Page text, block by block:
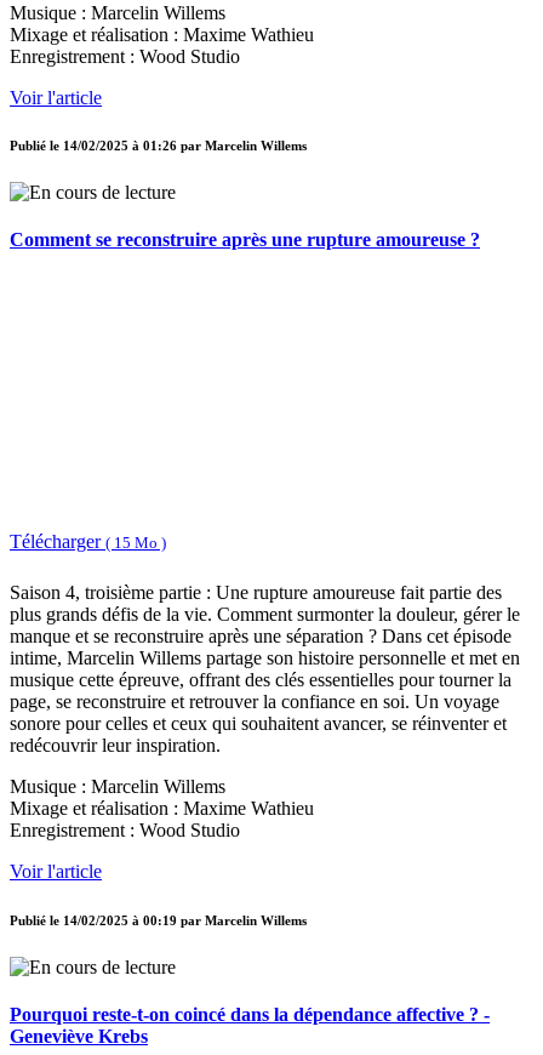
Musique : Marcelin Willems
Mixage et réalisation : Maxime Wathieu
Enregistrement : Wood Studio
Voir l'article
Publié le 14/02/2025 à 01:26 par Marcelin Willems
Comment se reconstruire après une rupture amoureuse ?
Télécharger ( 15 Mo )
Saison 4, troisième partie : Une rupture amoureuse fait partie des
plus grands défis de la vie. Comment surmonter la douleur, gérer le
manque et se reconstruire après une séparation ? Dans cet épisode
intime, Marcelin Willems partage son histoire personnelle et met en
musique cette épreuve, offrant des clés essentielles pour tourner la
page, se reconstruire et retrouver la confiance en soi. Un voyage
sonore pour celles et ceux qui souhaitent avancer, se réinventer et
redécouvrir leur inspiration.
Musique : Marcelin Willems
Mixage et réalisation : Maxime Wathieu
Enregistrement : Wood Studio
Voir l'article
Publié le 14/02/2025 à 00:19 par Marcelin Willems
Pourquoi reste-t-on coincé dans la dépendance affective ? -
Geneviève Krebs